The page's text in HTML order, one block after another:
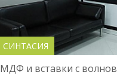
СИНТАСИЯ
МДФ и вставки с